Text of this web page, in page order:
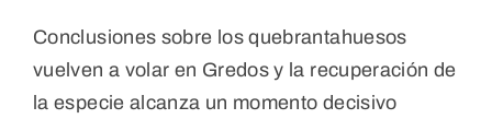
Conclusiones sobre los quebrantahuesos
vuelven a volar en Gredos y la recuperación de
la especie alcanza un momento decisivo